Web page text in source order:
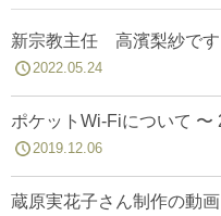
新宗教主任 高濱梨紗です
2022.05.24
ポケットWi-Fiについて 〜
2019.12.06
蔵原実花子さん制作の動画